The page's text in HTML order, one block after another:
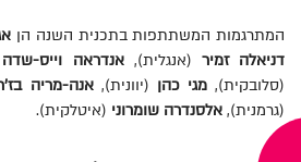
המתרגמות המשתתפות בתכנית השנה הן
דניאלה זמיר (אנגלית),אנדראה וייס-שדה
(סלובקית),מגי כהן (יוונית),אנה-מריה
(גרמנית), אלסנדרה שומרוני (איטלקית).